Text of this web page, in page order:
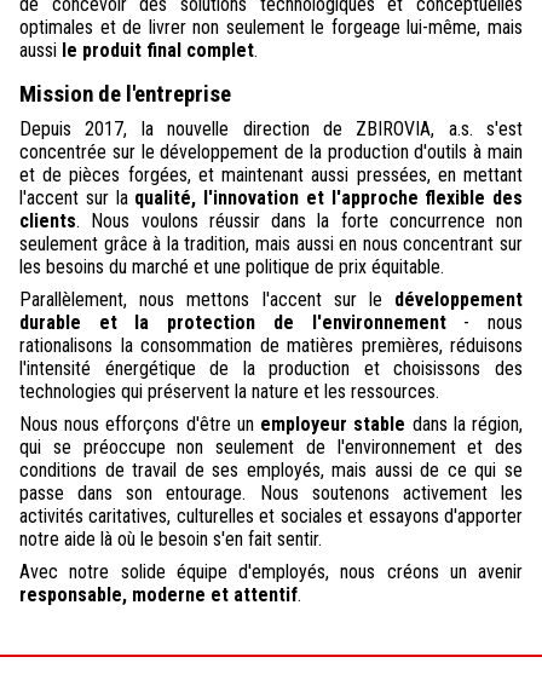
optimales et de livrer non seulement le forgeage lui-même, mais
aussi le produit final complet.
Mission de l'entreprise
Depuis 2017, la nouvelle direction de ZBIROVIA, a.s. s'est
concentrée sur le développement de la production d'outils à main
et de pièces forgées, et maintenant aussi pressées, en mettant
l'accent sur la qualité, l'innovation et l'approche flexible des
clients. Nous voulons réussir dans la forte concurrence non
seulement grâce à la tradition, mais aussi en nous concentrant sur
les besoins du marché et une politique de prix équitable.
Parallèlement, nous mettons l'accent sur le développement
durable et la protection de l'environnement- nous
rationalisons la consommation de matières premières, réduisons
l'intensité énergétique de la production et choisissons des
technologies qui préservent la nature et les ressources.
Nous nous efforçons d'être un employeur stable dans la région,
qui se préoccupe non seulement de l'environnement et des
conditions de travail de ses employés, mais aussi de ce qui se
passe dans son entourage. Nous soutenons activement les
activités caritatives, culturelles et sociales et essayons d'apporter
notre aide là où le besoin s'en fait sentir.
Avec notre solide équipe d'employés, nous créons un avenir
responsable, moderne et attentif.